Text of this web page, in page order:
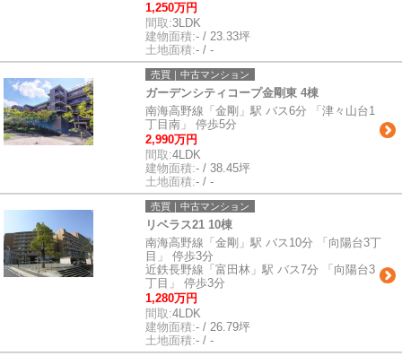
1,250万円
間取:3LDK
建物面積:- / 23.33坪
土地面積:- / -
売買｜中古マンション
ガーデンシティコープ金剛東 4棟
南海高野線「金剛」駅 バス6分 「津々山台1
丁目南」 停歩5分
2,990万円
間取:4LDK
建物面積:- / 38.45坪
土地面積:- / -
売買｜中古マンション
リベラス21 10棟
南海高野線「金剛」駅 バス10分 「向陽台3丁
目」 停歩3分
近鉄長野線「富田林」駅 バス7分 「向陽台3
丁目」 停歩3分
1,280万円
間取:4LDK
建物面積:- / 26.79坪
土地面積:- / -